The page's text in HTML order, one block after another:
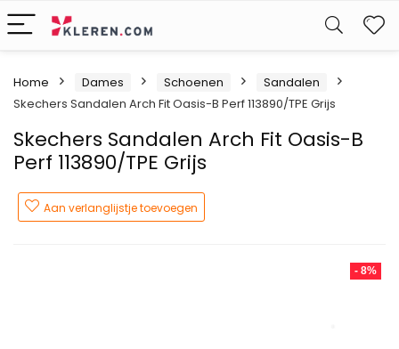
Home Dames Schoenen
Sandalen
Skechers Sandalen Arch Fit Oasis-B Perf 113890/TPE Grijs
Skechers Sandalen Arch Fit Oasis-B
Perf 113890/TPE Grijs
Aan verlanglijstje toevoegen
- 8%